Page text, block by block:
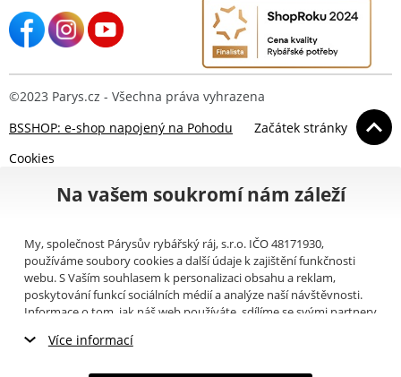
©2023 Parys.cz - Všechna práva vyhrazena
BSSHOP: e-shop napojený na Pohodu
Začátek stránky
Cookies
Na vašem soukromí nám záleží
My, společnost Párysův rybářský ráj, s.r.o. IČO 48171930,
používáme soubory cookies a další údaje k zajištění funkčnosti
webu. S Vaším souhlasem k personalizaci obsahu a reklam,
poskytování funkcí sociálních médií a analýze naší návštěvnosti.
Informace o tom, jak náš web používáte, sdílíme se svými partnery
můžete přečíst, jak tyto informace Google používá. Partneři tyto
Více informací
Nezbytné cookies